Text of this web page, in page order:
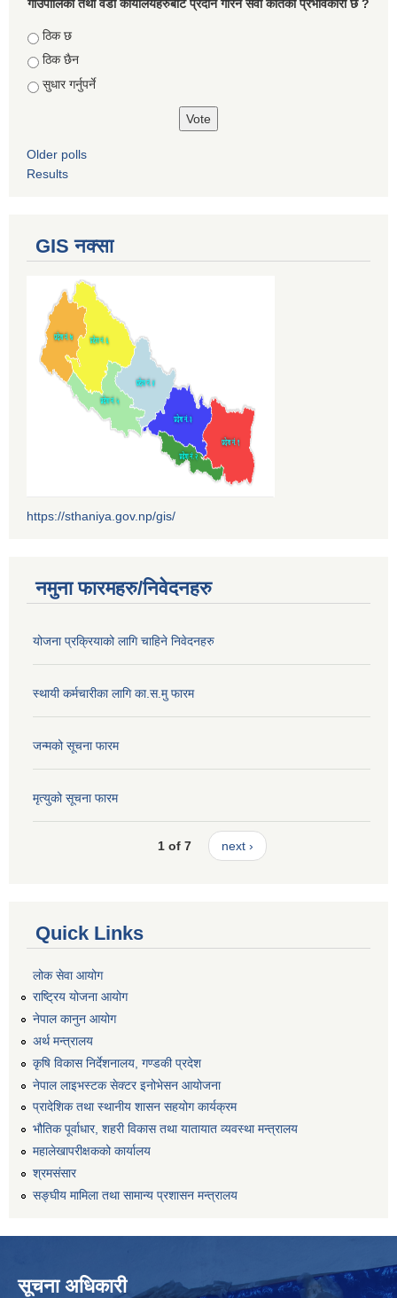
गाउँपालिका तथा वडा कार्यालयहरुबाट प्रदान गरिने सेवा कतिको प्रभावकारी छ ?
Choices
ठिक छ
ठिक छैन
सुधार गर्नुपर्ने
Older polls
Results
GIS नक्सा
https://sthaniya.gov.np/gis/
नमुना फारमहरु/निवेदनहरु
योजना प्रक्रियाको लागि चाहिने निवेदनहरु
स्थायी कर्मचारीका लागि का.स.मु फारम
जन्मको सूचना फारम
मृत्युको सूचना फारम
1 of 7 next ›
Quick Links
लोक सेवा आयोग
राष्ट्रिय योजना आयोग
नेपाल कानुन आयोग
अर्थ मन्त्रालय
कृषि विकास निर्देशनालय, गण्डकी प्रदेश
नेपाल लाइभस्टक सेक्टर इनोभेसन आयोजना
प्रादेशिक तथा स्थानीय शासन सहयोग कार्यक्रम
भौतिक पूर्वाधार, शहरी विकास तथा यातायात व्यवस्था मन्त्रालय
महालेखापरीक्षकको कार्यालय
श्रमसंसार
सङ्घीय मामिला तथा सामान्य प्रशासन मन्त्रालय
सूचना अधिकारी